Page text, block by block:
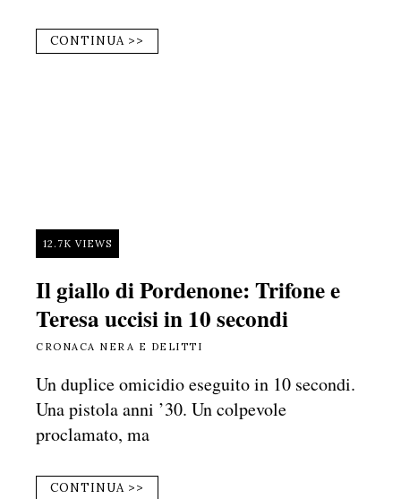
CONTINUA >>
12.7K VIEWS
Il giallo di Pordenone: Trifone e
Teresa uccisi in 10 secondi
CRONACA NERA E DELITTI
Un duplice omicidio eseguito in 10 secondi.
Una pistola anni ’30. Un colpevole
proclamato, ma
CONTINUA >>